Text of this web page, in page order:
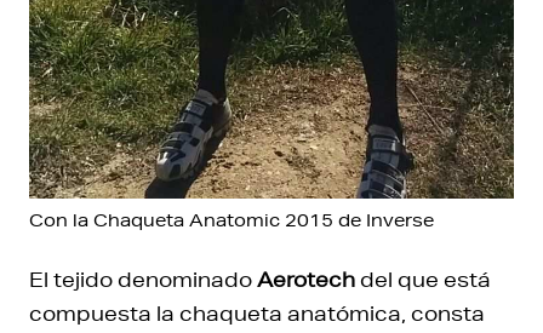
Con la Chaqueta Anatomic 2015 de Inverse
El tejido denominadoAerotechdel que está
compuesta la chaqueta anatómica, consta